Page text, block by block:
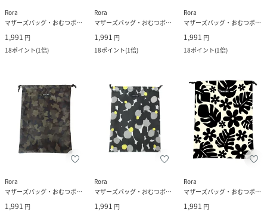
Rora
マザーズバッグ・おむつポーチ
1,991 円
18ポイント(1倍)
Rora
マザーズバッグ・おむつポーチ
1,991 円
18ポイント(1倍)
Rora
マザーズバッグ・おむつポーチ
1,991 円
18ポイント(1倍)
Rora
マザーズバッグ・おむつポーチ
1,991 円
Rora
マザーズバッグ・おむつポーチ
1,991 円
Rora
マザーズバッグ・おむつポーチ
1,991 円